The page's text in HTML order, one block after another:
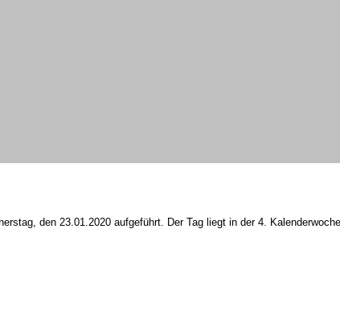
den 23.01.2020 aufgeführt. Der Tag liegt in der 4.